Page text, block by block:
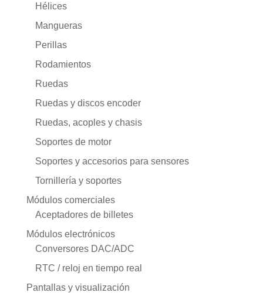
Hélices
Mangueras
Perillas
Rodamientos
Ruedas
Ruedas y discos encoder
Ruedas, acoples y chasis
Soportes de motor
Soportes y accesorios para sensores
Tornillería y soportes
Módulos comerciales
Aceptadores de billetes
Módulos electrónicos
Conversores DAC/ADC
RTC / reloj en tiempo real
Pantallas y visualización